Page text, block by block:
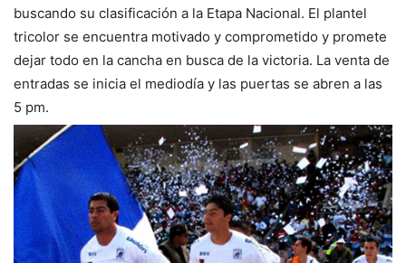
buscando su clasificación a la Etapa Nacional. El plantel
tricolor se encuentra motivado y comprometido y promete
dejar todo en la cancha en busca de la victoria. La venta de
entradas se inicia el mediodía y las puertas se abren a las
5 pm.